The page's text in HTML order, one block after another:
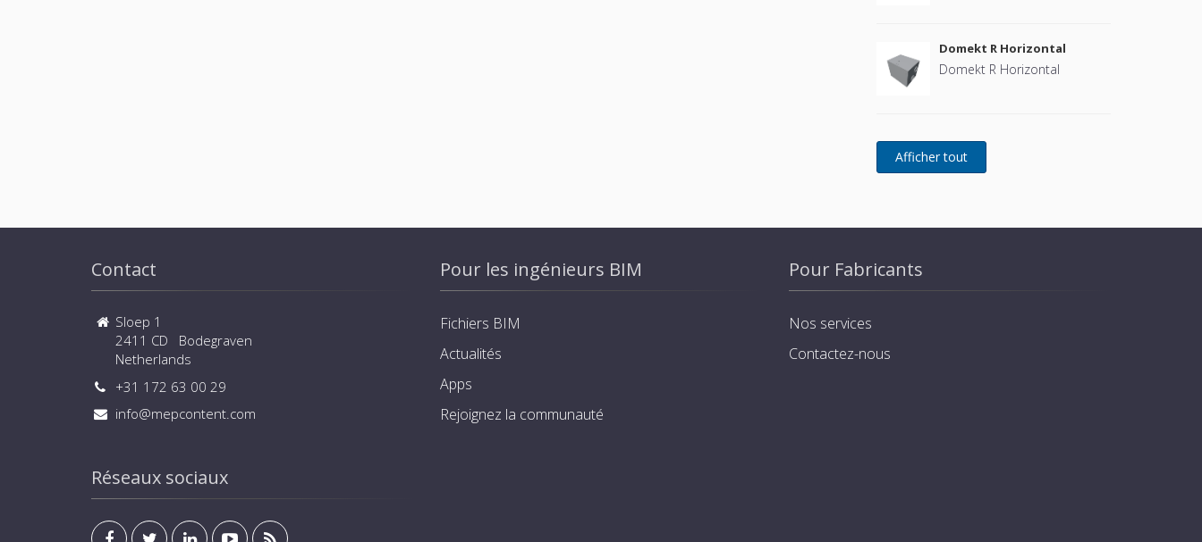
Domekt R Horizontal
Domekt R Horizontal
Contact
Sloep 1
2411 CD Bodegraven
Netherlands
+31 172 63 00 29
info@mepcontent.com
Réseaux sociaux
Pour les ingénieurs BIM
Fichiers BIM
Actualités
Apps
Rejoignez la communauté
Pour Fabricants
Nos services
Contactez-nous